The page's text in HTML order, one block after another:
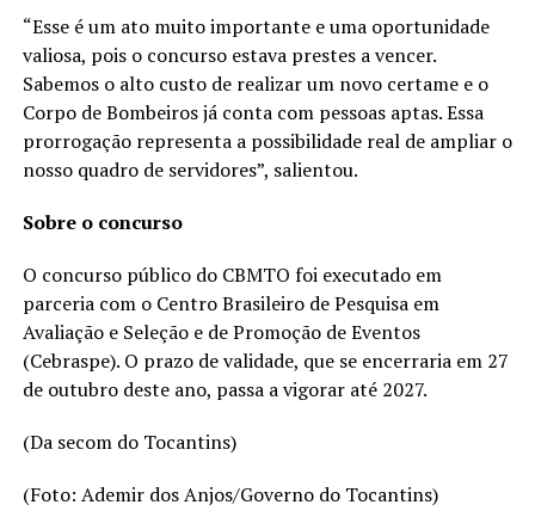
“Esse é um ato muito importante e uma oportunidade
valiosa, pois o concurso estava prestes a vencer.
Sabemos o alto custo de realizar um novo certame e o
Corpo de Bombeiros já conta com pessoas aptas. Essa
prorrogação representa a possibilidade real de ampliar o
nosso quadro de servidores”, salientou.
Sobre o concurso
O concurso público do CBMTO foi executado em
parceria com o Centro Brasileiro de Pesquisa em
Avaliação e Seleção e de Promoção de Eventos
(Cebraspe). O prazo de validade, que se encerraria em 27
de outubro deste ano, passa a vigorar até 2027.
(Da secom do Tocantins)
(Foto: Ademir dos Anjos/Governo do Tocantins)